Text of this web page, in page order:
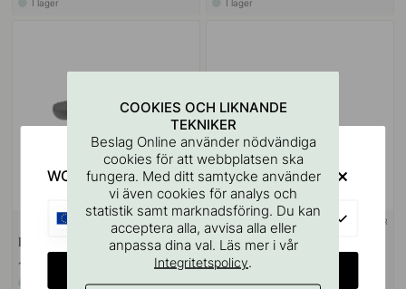
I lager I lager
+ FÄRGER
Knopp T Vibe Grip - Mattsvart
159 kr
+ FÄRGER
Knopp Vibe Grip - Mattsvart
129 kr
I lager
COOKIES OCH LIKNANDE
TEKNIKER
Beslag Online använder nödvändiga
cookies för att webbplatsen ska
fungera. Med ditt samtycke använder
vi även cookies för analys och
statistik samt marknadsföring. Du kan
acceptera alla, avvisa alla eller
anpassa dina val. Läs mer i vår
Integritetspolicy.
WOULD YOU RATHER VISIT?
EU
CHANGE COUNTRY